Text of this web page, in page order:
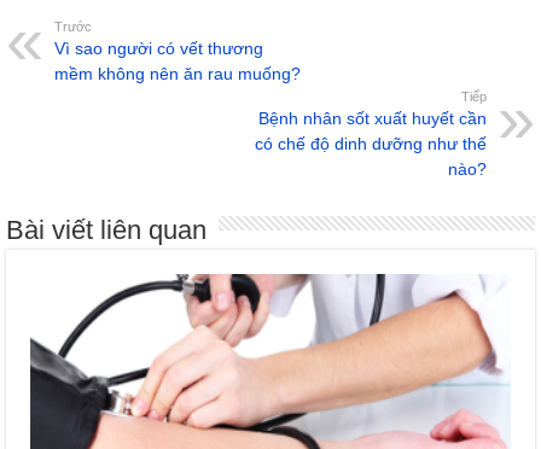
Trước
Vì sao người có vết thương
mềm không nên ăn rau muống?
Tiếp
Bệnh nhân sốt xuất huyết cần
có chế độ dinh dưỡng như thế
nào?
Bài viết liên quan